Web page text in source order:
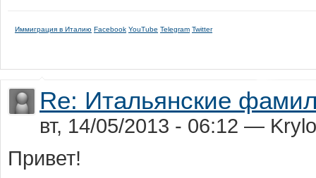
Иммиграция в Италию Facebook YouTube Telegram Twitter
Re: Итальянские
вт, 14/05/2013 - 06:12 —
Привет!